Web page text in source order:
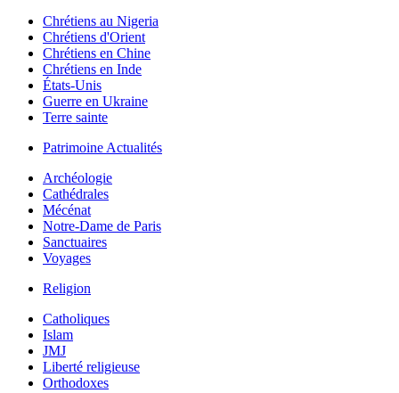
Chrétiens au Nigeria
Chrétiens d'Orient
Chrétiens en Chine
Chrétiens en Inde
États-Unis
Guerre en Ukraine
Terre sainte
Patrimoine Actualités
Archéologie
Cathédrales
Mécénat
Notre-Dame de Paris
Sanctuaires
Voyages
Religion
Catholiques
Islam
JMJ
Liberté religieuse
Orthodoxes